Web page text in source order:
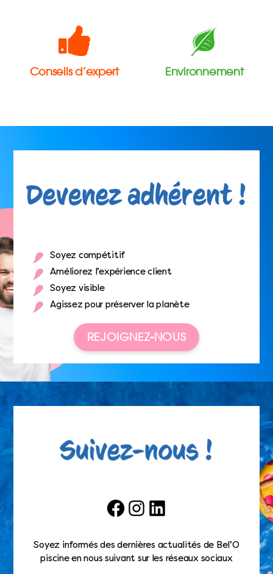
Conseils d’expert Environnement
Soyez compétitif
Améliorez l’expérience client
Soyez visible
Agissez pour préserver la planète
REJOIGNEZ-NOUS
FacebookInstagramLinkedIn
Soyez informés des dernières actualités de Bel’O
piscine en nous suivant sur les réseaux sociaux